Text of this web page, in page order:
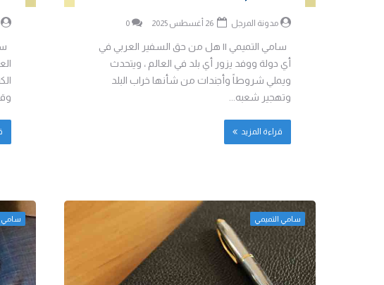
مدونة المرجل 0
سامي التميمي || هل من حق السفير العربي في
أي دولة ووفد يزور أي بلد في العالم ، ويتحدث
ويملي شروطاً وأجندات من شأنها خراب البلد
وتهجير شعبه...
قراءة المزيد
سامي التميمي سامي